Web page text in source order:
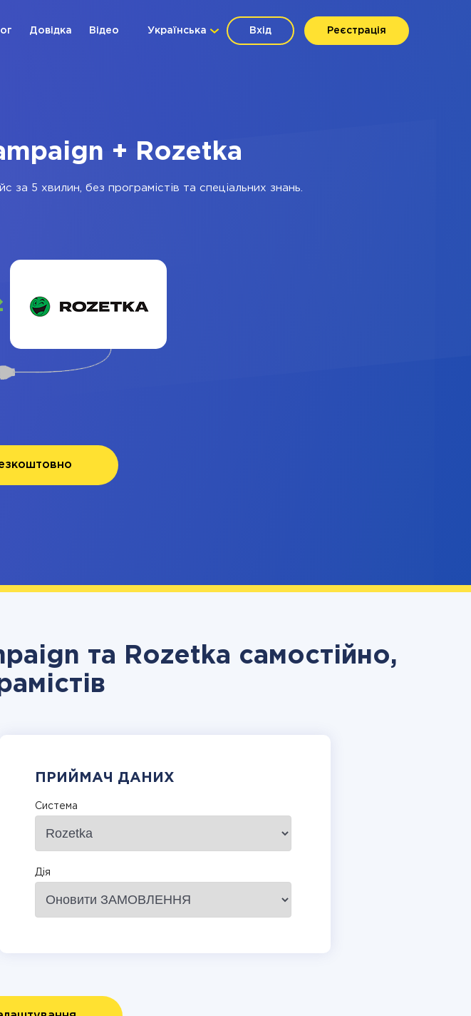
Вхід Реєстрація
Українська
Довідка Відео
+ Rozetka
за 5 хвилин, без програмістів та спеціальних знань.
та Rozetka самостійно,
ПРИЙМАЧ ДАНИХ
Система
Дія